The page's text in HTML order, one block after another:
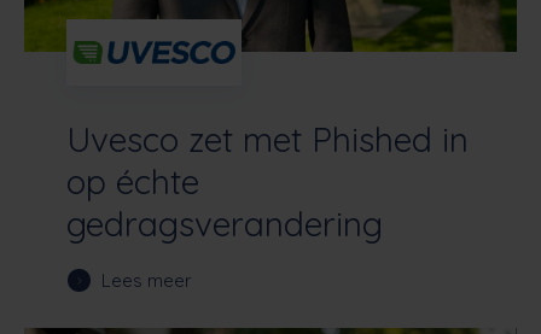
Uvesco zet met Phished in
op échte
gedragsverandering
Lees meer